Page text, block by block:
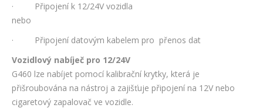
· Připojení k 12/24V vozidla
nebo
· Připojení datovým kabelem pro přenos dat
Vozidlový nabíječ pro 12/24V
G460 lze nabíjet pomocí kalibrační krytky, která je
přišroubována na nástroj a zajišťuje připojení na 12V nebo
cigaretový zapalovač ve vozidle.